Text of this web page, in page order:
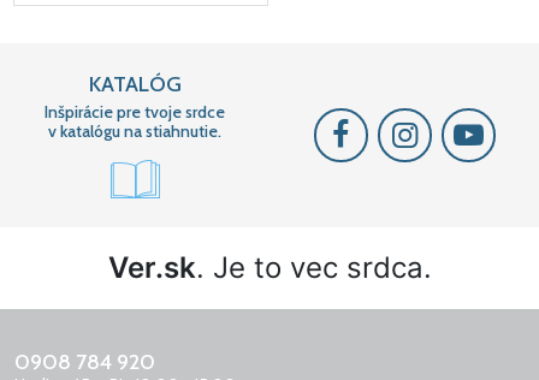
KATALÓG
Inšpirácie pre tvoje srdce
v katalógu na stiahnutie.
Ver.sk. Je to vec srdca.
0908 784 920